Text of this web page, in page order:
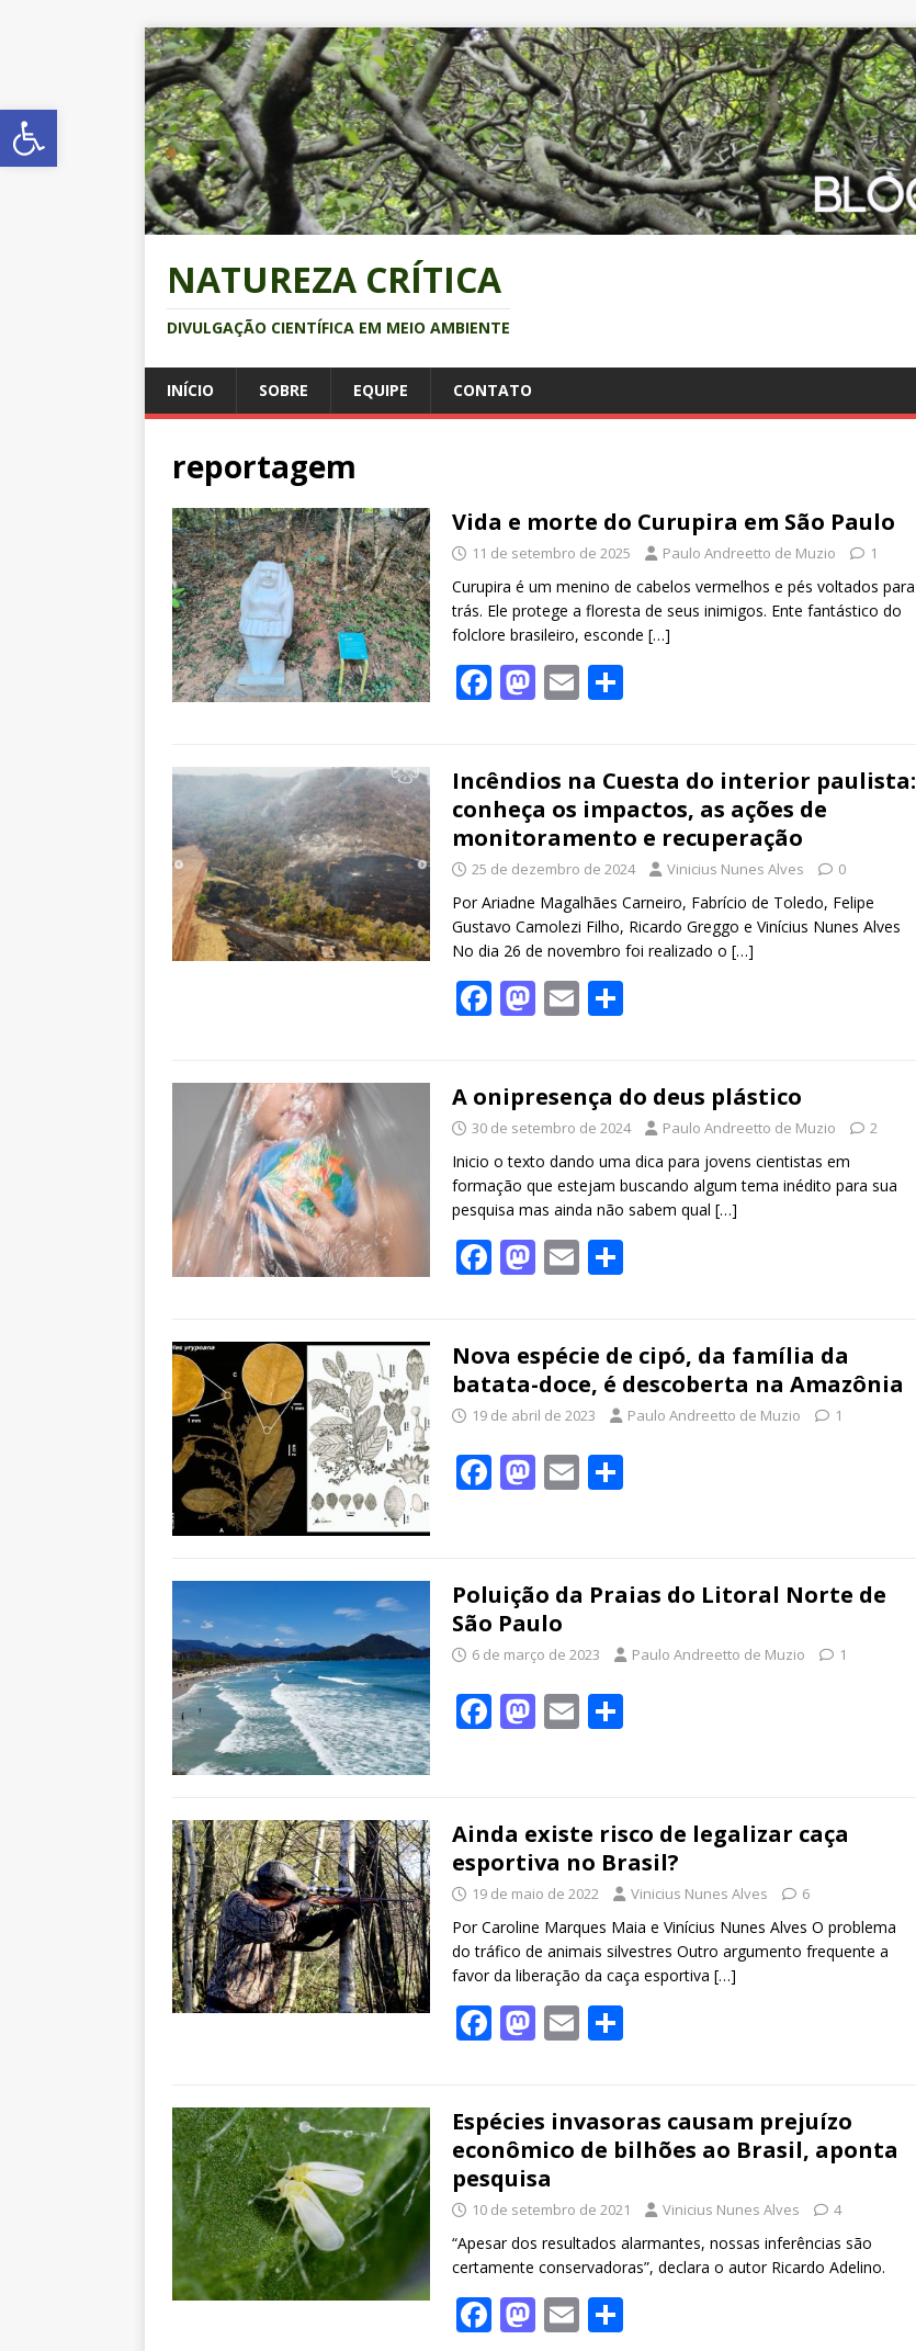
Abrir a barra de ferramentas
NATUREZA CRÍTICA
DIVULGAÇÃO CIENTÍFICA EM MEIO AMBIENTE
INÍCIO SOBRE EQUIPE CONTATO
reportagem
Vida e morte do Curupira em São Paulo
11 de setembro de 2025 Paulo Andreetto de Muzio 1
Curupira é um menino de cabelos vermelhos e pés voltados para
trás. Ele protege a floresta de seus inimigos. Ente fantástico do
folclore brasileiro, esconde […]
F
b
o
o
k
M
d
o
n
E
l e
Incêndios na Cuesta do interior paulista:
conheça os impactos, as ações de
monitoramento e recuperação
25 de dezembro de 2024 Vinicius Nunes Alves 0
Por Ariadne Magalhães Carneiro, Fabrício de Toledo, Felipe
Gustavo Camolezi Filho, Ricardo Greggo e Vinícius Nunes Alves
No dia 26 de novembro foi realizado o […]
F
b
o
o
k
M
d
o
n
E
l e
A onipresença do deus plástico
30 de setembro de 2024 Paulo Andreetto de Muzio 2
Inicio o texto dando uma dica para jovens cientistas em
formação que estejam buscando algum tema inédito para sua
pesquisa mas ainda não sabem qual […]
F
b
o
o
k
M
d
o
n
E
l e
Nova espécie de cipó, da família da
batata-doce, é descoberta na Amazônia
19 de abril de 2023 Paulo Andreetto de Muzio 1
F
b
o
o
k
M
o
n
E
e
Poluição da Praias do Litoral Norte de
São Paulo
6 de março de 2023 Paulo Andreetto de Muzio 1
F
b
o
o
k
M
d
o
n
E
Ainda existe risco de legalizar caça
esportiva no Brasil?
19 de maio de 2022 Vinicius Nunes Alves 6
Por Caroline Marques Maia e Vinícius Nunes Alves O problema
do tráfico de animais silvestres Outro argumento frequente a
favor da liberação da caça esportiva […]
F
b
o
o
k
M
d
o
n
E
l e
Espécies invasoras causam prejuízo
econômico de bilhões ao Brasil, aponta
pesquisa
10 de setembro de 2021 Vinicius Nunes Alves 4
“Apesar dos resultados alarmantes, nossas inferências são
certamente conservadoras”, declara o autor Ricardo Adelino.
F M E